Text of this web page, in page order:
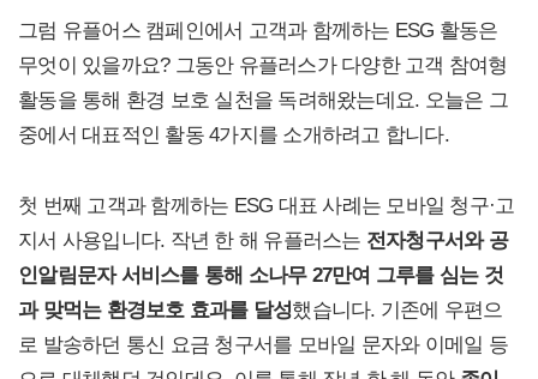
그럼 유플어스 캠페인에서 고객과 함께하는 ESG 활동은
무엇이 있을까요? 그동안 유플러스가 다양한 고객 참여형
활동을 통해 환경 보호 실천을 독려해왔는데요. 오늘은 그
중에서 대표적인 활동 4가지를 소개하려고 합니다.
첫 번째 고객과 함께하는 ESG 대표 사례는 모바일 청구·고
지서 사용입니다. 작년 한 해 유플러스는 전자청구서와 공
인알림문자 서비스를 통해 소나무 27만여 그루를 심는 것
과 맞먹는 환경보호 효과를 달성했습니다. 기존에 우편으
로 발송하던 통신 요금 청구서를 모바일 문자와 이메일 등